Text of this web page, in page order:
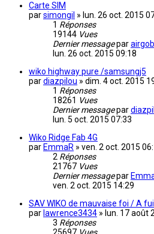
Carte SIM
parsimongil » lun. 26 oct. 2015
1 Réponses
19144 Vues
Dernier messagepar
lun. 26 oct. 2015 09:18
wiko highway pure /samsungj5
pardiazpilou » dim. 4 oct. 2015
1 Réponses
18261 Vues
Dernier messagepar
lun. 5 oct. 2015 07:33
Wiko Ridge Fab 4G
par EmmaR » ven. 2 oct. 2015
2 Réponses
21767 Vues
Dernier messagepar
ven. 2 oct. 2015 14:29
SAV WIKO de mauvaise foi / A
par lawrence3434 » lun. 17 août
3 Réponses